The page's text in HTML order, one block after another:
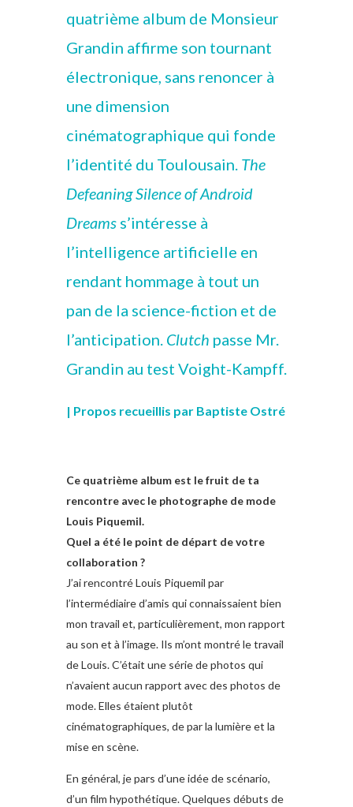
quatrième album de Monsieur
Grandin affirme son tournant
électronique, sans renoncer à
une dimension
cinématographique qui fonde
l’identité du Toulousain. The
Defeaning Silence of Android
Dreams s’intéresse à
l’intelligence artificielle en
rendant hommage à tout un
pan de la science-fiction et de
l’anticipation. Clutch passe Mr.
Grandin au test Voight-Kampff.
| Propos recueillis par Baptiste Ostré
Ce quatrième album est le fruit de ta
rencontre avec le photographe de mode
Louis Piquemil.
Quel a été le point de départ de votre
collaboration ?
J’ai rencontré Louis Piquemil par
l’intermédiaire d’amis qui connaissaient bien
mon travail et, particulièrement, mon rapport
au son et à l’image. Ils m’ont montré le travail
de Louis. C’était une série de photos qui
n’avaient aucun rapport avec des photos de
mode. Elles étaient plutôt
cinématographiques, de par la lumière et la
mise en scène.
En général, je pars d’une idée de scénario,
d’un film hypothétique. Quelques débuts de